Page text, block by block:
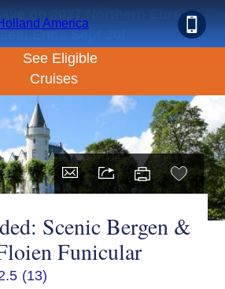
on 2027 Northern Europe
Ends Sept 30!
Scenic Bergen &
Funicular
(13)